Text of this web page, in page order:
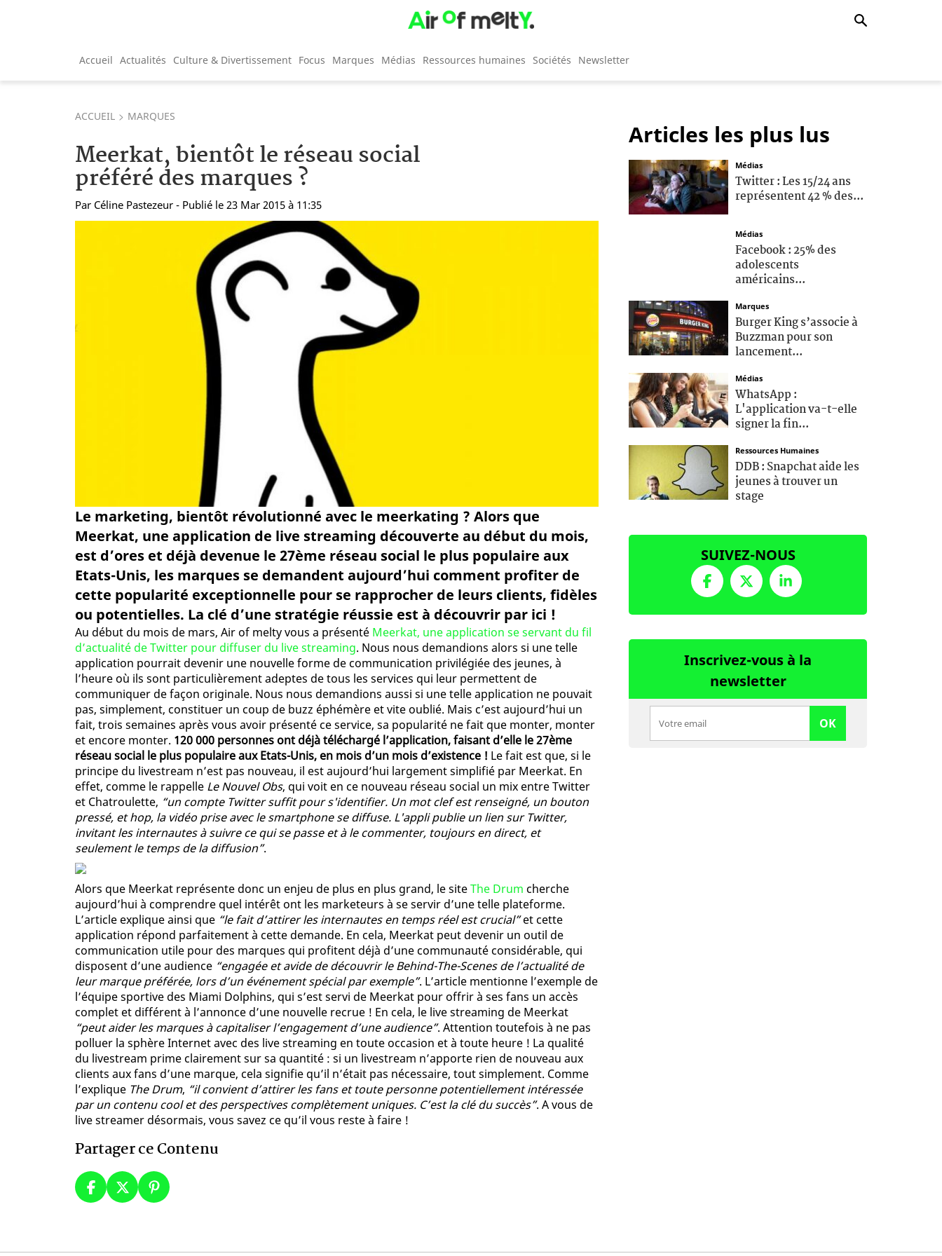
Accueil Actualités Culture & Divertissement Focus Marques Médias Ressources humaines Sociétés Newsletter
ACCUEIL MARQUES
Meerkat, bientôt le réseau social
préféré des marques ?
Par Céline Pastezeur - Publié le 23 Mar 2015 à 11:35
Le marketing, bientôt révolutionné avec le meerkating ? Alors que
Meerkat, une application de live streaming découverte au début du mois,
est d’ores et déjà devenue le 27ème réseau social le plus populaire aux
Etats-Unis, les marques se demandent aujourd’hui comment profiter de
cette popularité exceptionnelle pour se rapprocher de leurs clients, fidèles
ou potentielles. La clé d’une stratégie réussie est à découvrir par ici !
Au début du mois de mars, Air of melty vous a présenté Meerkat, une application se servant du fil
d’actualité de Twitter pour diffuser du live streaming. Nous nous demandions alors si une telle
application pourrait devenir une nouvelle forme de communication privilégiée des jeunes, à
l’heure où ils sont particulièrement adeptes de tous les services qui leur permettent de
communiquer de façon originale. Nous nous demandions aussi si une telle application ne pouvait
pas, simplement, constituer un coup de buzz éphémère et vite oublié. Mais c’est aujourd’hui un
fait, trois semaines après vous avoir présenté ce service, sa popularité ne fait que monter, monter
et encore monter. 120 000 personnes ont déjà téléchargé l’application, faisant d’elle le 27ème
réseau social le plus populaire aux Etats-Unis, en mois d’un mois d’existence ! Le fait est que, si le
principe du livestream n’est pas nouveau, il est aujourd’hui largement simplifié par Meerkat. En
effet, comme le rappelle Le Nouvel Obs, qui voit en ce nouveau réseau social un mix entre Twitter
et Chatroulette, “un compte Twitter suffit pour s'identifier. Un mot clef est renseigné, un bouton
pressé, et hop, la vidéo prise avec le smartphone se diffuse. L'appli publie un lien sur Twitter,
invitant les internautes à suivre ce qui se passe et à le commenter, toujours en direct, et
seulement le temps de la diffusion”.
Alors que Meerkat représente donc un enjeu de plus en plus grand, le siteThe Drum cherche
aujourd’hui à comprendre quel intérêt ont les marketeurs à se servir d’une telle plateforme.
L’article explique ainsi que “le fait d’attirer les internautes en temps réel est crucial”et cette
application répond parfaitement à cette demande. En cela, Meerkat peut devenir un outil de
communication utile pour des marques qui profitent déjà d’une communauté considérable, qui
disposent d’une audience “engagée et avide de découvrir le Behind-The-Scenes de l’actualité de
leur marque préférée, lors d’un événement spécial par exemple”. L’article mentionne l’exemple de
l’équipe sportive des Miami Dolphins, qui s’est servi de Meerkat pour offrir à ses fans un accès
complet et différent à l’annonce d’une nouvelle recrue ! En cela, le live streaming de Meerkat
“peut aider les marques à capitaliser l’engagement d’une audience”. Attention toutefois à ne pas
polluer la sphère Internet avec des live streaming en toute occasion et à toute heure ! La qualité
du livestream prime clairement sur sa quantité : si un livestream n’apporte rien de nouveau aux
clients aux fans d’une marque, cela signifie qu’il n’était pas nécessaire, tout simplement. Comme
l’explique The Drum, “il convient d’attirer les fans et toute personne potentiellement intéressée
par un contenu cool et des perspectives complètement uniques. C’est la clé du succès”. A vous de
live streamer désormais, vous savez ce qu’il vous reste à faire !
Partager ce Contenu
Articles les plus lus
Médias
Twitter : Les 15/24 ans
représentent 42 % des...
Médias
Facebook : 25% des
adolescents
américains...
Marques
Burger King s’associe à
Buzzman pour son
lancement...
Médias
WhatsApp :
L'application va-t-elle
signer la fin...
Ressources Humaines
DDB : Snapchat aide les
jeunes à trouver un
stage
SUIVEZ-NOUS
Inscrivez-vous à la
newsletter
OK